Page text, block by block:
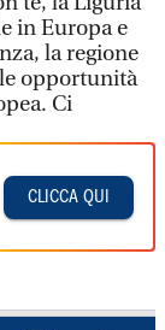
in Europa e
la regione
opportunità
Ci
CLICCA QUI